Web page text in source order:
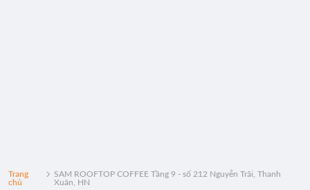
Trang
chủ
SAM ROOFTOP COFFEE Tầng 9 - số 212 Nguyễn Trãi, Thanh
Xuân, HN